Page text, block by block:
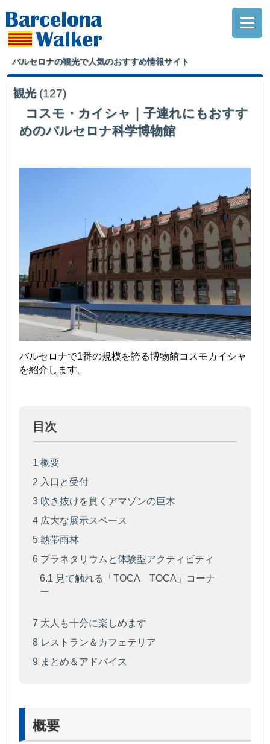
バルセロナの観光で人気のおすすめ情報サイト
観光 (127)
コスモ・カイシャ｜子連れにもおすす
めのバルセロナ科学博物館
バルセロナで1番の規模を誇る博物館コスモカイシャ
を紹介します。
目次
1 概要
2 入口と受付
3 吹き抜けを貫くアマゾンの巨木
4 広大な展示スペース
5 熱帯雨林
6 プラネタリウムと体験型アクティビティ
6.1 見て触れる「TOCA TOCA」コーナ
ー
7 大人も十分に楽しめます
8 レストラン＆カフェテリア
9 まとめ＆アドバイス
概要